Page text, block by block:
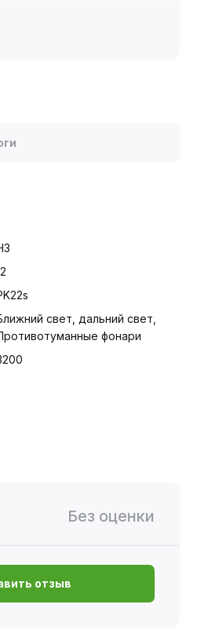
свет, дальний свет,
фонари
Без оценки
отзыв